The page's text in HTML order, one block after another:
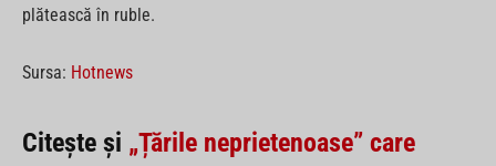
plătească în ruble.
Sursa: Hotnews
Citește și „Țările neprietenoase” care